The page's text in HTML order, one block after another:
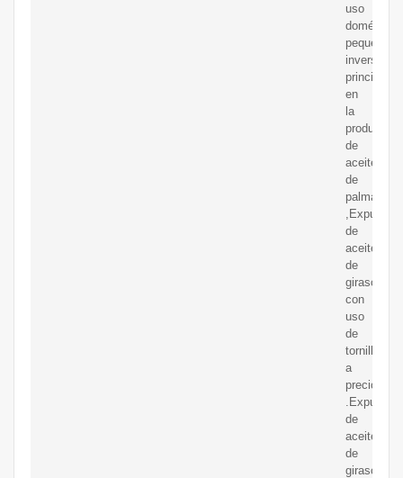
uso
doméstico,
pequeños
inversores,
en
la
producción
de
aceite
de
palma.
,Expulsor
de
aceite
de
girasol
con
uso
de
tornillo
a
precio
.Expulsor
de
aceite
de
girasol